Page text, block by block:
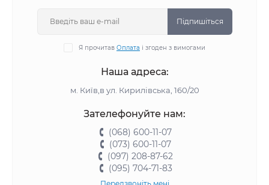
Підпишіться
Я прочитав Оплата і згоден з вимогами
Наша адреса:
м. Київ,в ул. Кирилівська, 160/20
Зателефонуйте нам:
(068) 600-11-07
(073) 600-11-07
(097) 208-87-62
(095) 704-71-83